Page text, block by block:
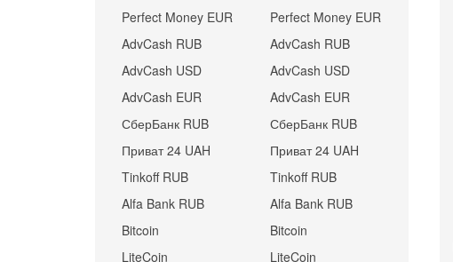
Perfect Money EUR
AdvCash RUB
AdvCash USD
AdvCash EUR
СберБанк RUB
Приват 24 UAH
Tinkoff RUB
Alfa Bank RUB
Bitcoin
LiteCoin
Perfect Money EUR
AdvCash RUB
AdvCash USD
AdvCash EUR
СберБанк RUB
Приват 24 UAH
Tinkoff RUB
Alfa Bank RUB
Bitcoin
LiteCoin